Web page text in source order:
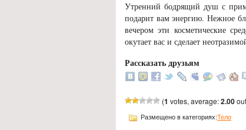
Утренний бодрящий душ с
подарит вам энергию. Нежное
вечером эти косметические
окутает вас и сделает
Рассказать друзьям
(1 votes, average:2.00
Размещено в категориях:Тело